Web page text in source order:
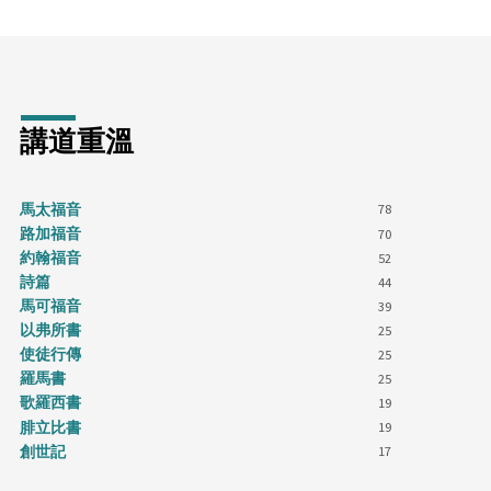
講道重溫
馬太福音 78
路加福音 70
約翰福音 52
詩篇 44
馬可福音 39
以弗所書 25
使徒行傳 25
羅馬書 25
歌羅西書 19
腓立比書 19
創世記 17